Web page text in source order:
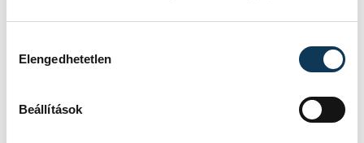
Elengedhetetlen
Beállítások
akik a pandémiás időszak alatt is mindent
ellátottakért.